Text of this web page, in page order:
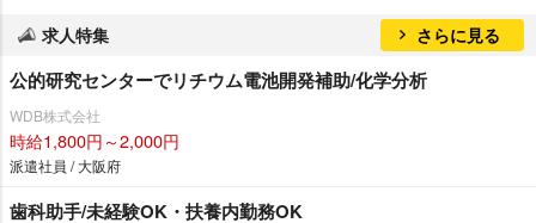
求人特集 さらに見る
公的研究センターでリチウム電池開発補助/化学分析
WDB株式会社
時給1,800円～2,000円
派遣社員 / 大阪府
歯科助手/未経験OK・扶養内勤務OK